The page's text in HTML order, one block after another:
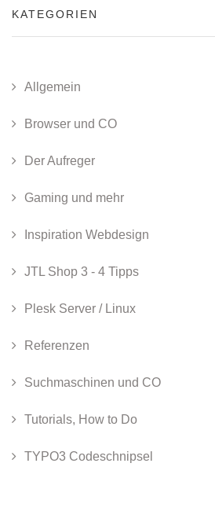
KATEGORIEN
Allgemein
Browser und CO
Der Aufreger
Gaming und mehr
Inspiration Webdesign
JTL Shop 3 - 4 Tipps
Plesk Server / Linux
Referenzen
Suchmaschinen und CO
Tutorials, How to Do
TYPO3 Codeschnipsel